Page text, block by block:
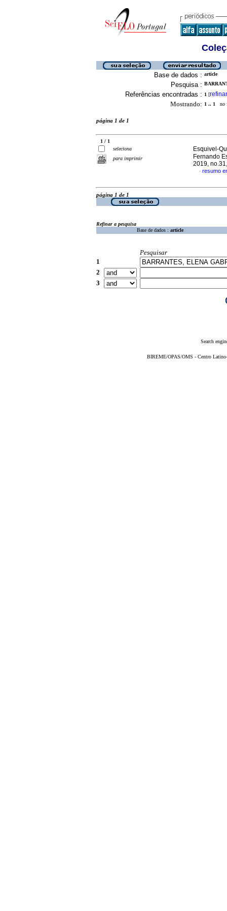
Base de dados : article
Pesquisa :
Referências encontradas : 1 [refinar
Mostrando: 1 .. 1 no
página 1 de 1
1 / 1
seleciona
para imprimir
Esquivel-
Fernando
2019,
· resumo
página 1 de 1
Refinar a pesquisa
Base de dados : article
Pesquisar
1
2
3
Search
BIREME/OPAS/OMS - Centro Latino-